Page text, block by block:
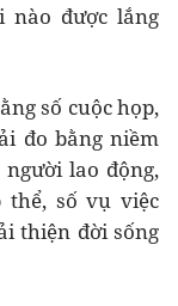
nào được lắng
số cuộc họp,
đo bằng niềm
lao động,
thể, số vụ việc
thiện đời sống